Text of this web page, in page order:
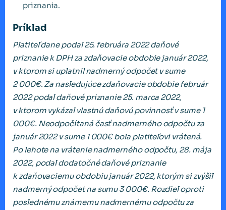
priznania.
Príklad
Platiteľ dane podal 25. februára 2022 daňové
priznanie k DPH za zdaňovacie obdobie január 2022,
v ktorom si uplatnil nadmerný odpočet v sume
2 000€. Za nasledujúce zdaňovacie obdobie február
2022 podal daňové priznanie 25. marca 2022,
v ktorom vykázal vlastnú daňovú povinnosť v sume 1
000€. Neodpočítaná časť nadmerného odpočtu za
január 2022 v sume 1 000€ bola platiteľovi vrátená.
Po lehote na vrátenie nadmerného odpočtu, 28. mája
2022, podal dodatočné daňové priznanie
k zdaňovaciemu obdobiu január 2022, ktorým si zvýšil
nadmerný odpočet na sumu 3 000€. Rozdiel oproti
poslednému známemu nadmernému odpočtu za